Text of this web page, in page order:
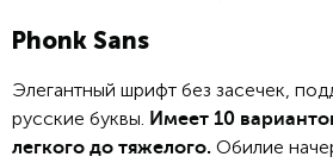
Phonk Sans
Элегантный шрифт без засечек,
русские буквы. Имеет 10
легкого до тяжелого. Обилие